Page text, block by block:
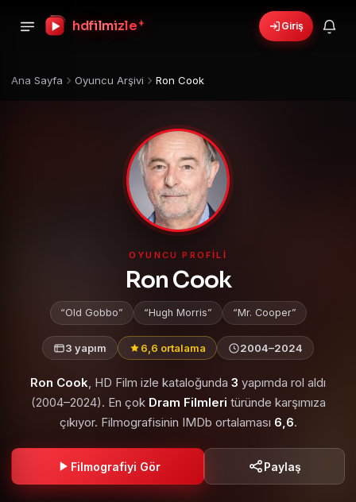
hdfilmizle + Giriş
Ana Sayfa Oyuncu Arşivi Ron Cook
OYUNCU PROFILI
Ron Cook
Old Gobbo Hugh Morris Mr. Cooper
3 yapım 6,6 ortalama 2004–2024
Ron Cook, HD Film izle kataloğunda 3 yapımda rol aldı
(2004–2024). En çok Dram Filmleri türünde karşımıza
çıkıyor. Filmografisinin IMDb ortalaması 6,6.
Filmografiyi Gör Paylaş